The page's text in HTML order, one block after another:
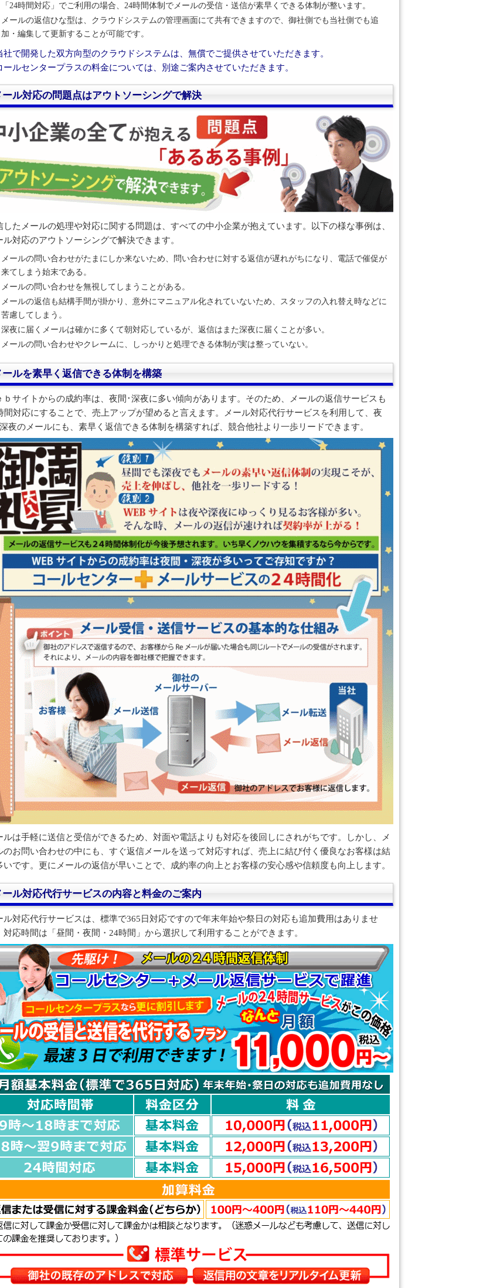
「24時間対応」でご利用の場合、24時間体制でメールの受信・送信が素早くできる体制が整います。
メールの返信ひな型は、クラウドシステムの管理画面にて共有できますので、御社側でも当社側でも追
加・編集して更新することが可能です。
で開発した双方向型のクラウドシステムは、無償でご提供させていただきます。
ルセンタープラスの料金については、別途ご案内させていただきます。
ール対応の問題点はアウトソーシングで解決
したメールの処理や対応に関する問題は、すべての中小企業が抱えています。以下の様な事例は、
ル対応のアウトソーシングで解決できます。
メールの問い合わせがたまにしか来ないため、問い合わせに対する返信が遅れがちになり、電話で催促が
来てしまう始末である。
メールの問い合わせを無視してしまうことがある。
メールの返信も結構手間が掛かり、意外にマニュアル化されていないため、スタッフの入れ替え時などに
苦慮してしまう。
深夜に届くメールは確かに多くて朝対応しているが、返信はまた深夜に届くことが多い。
メールの問い合わせやクレームに、しっかりと処理できる体制が実は整っていない。
ールを素早く返信できる体制を構築
ｂサイトからの成約率は、夜間･深夜に多い傾向があります。そのため、メールの返信サービスも
間対応にすることで、売上アップが望めると言えます。メール対応代行サービスを利用して、夜
夜のメールにも、素早く返信できる体制を構築すれば、競合他社より一歩リードできます。
ルは手軽に送信と受信ができるため、対面や電話よりも対応を後回しにされがちです。しかし、メ
のお問い合わせの中にも、すぐ返信メールを送って対応すれば、売上に結び付く優良なお客様は結
いです。更にメールの返信が早いことで、成約率の向上とお客様の安心感や信頼度も向上します。
ール対応代行サービスの内容と料金のご案内
ル対応代行サービスは、標準で365日対応ですので年末年始や祭日の対応も追加費用はありませ
対応時間は「昼間・夜間・24時間」から選択して利用することができます。